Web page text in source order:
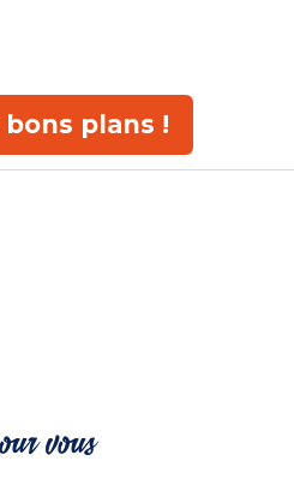
bons plans !
vous